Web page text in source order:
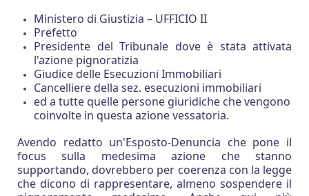
Ministero di Giustizia – UFFICIO II
Prefetto
Presidente del Tribunale dove è stata attivata
l'azione pignoratizia
Giudice delle Esecuzioni Immobiliari
Cancelliere della sez. esecuzioni immobiliari
ed a tutte quelle persone giuridiche che vengono
coinvolte in questa azione vessatoria.
Avendo redatto un'Esposto-Denuncia che pone il
focus sulla medesima azione che stanno
supportando, dovrebbero per coerenza con la legge
che dicono di rappresentare, almeno sospendere il